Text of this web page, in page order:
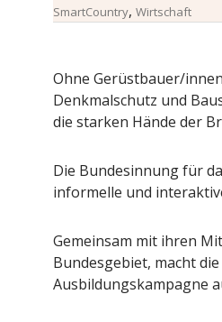
SmartCountry, Wirtschaft
Ohne Gerüstbauer/
Denkmalschutz und
die starken Hände der
Die Bundesinnung für
informelle und
Gemeinsam mit ihren
Bundesgebiet, macht
Ausbildungskampagne